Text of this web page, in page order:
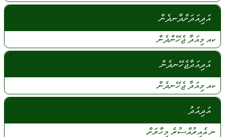
އަދިއަދަށްދާނދެން
ކއ މިއަދާޖެހޭންދެން
އަދިއަދާޖެހޭނދެން
ކއ މިއަދާޖެހޭނދެން
އަދިއަދު
ނއެއިރުއްސުރެ މިހާރަށް